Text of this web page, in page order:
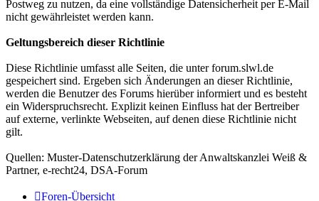
Postweg zu nutzen, da eine vollständige Datensicherheit per E-Mail
nicht gewährleistet werden kann.
Geltungsbereich dieser Richtlinie
Diese Richtlinie umfasst alle Seiten, die unter forum.slwl.de
gespeichert sind. Ergeben sich Änderungen an dieser Richtlinie,
werden die Benutzer des Forums hierüber informiert und es besteht
ein Widerspruchsrecht. Explizit keinen Einfluss hat der Bertreiber
auf externe, verlinkte Webseiten, auf denen diese Richtlinie nicht
gilt.
Quellen: Muster-Datenschutzerklärung der Anwaltskanzlei Weiß &
Partner, e-recht24, DSA-Forum
Foren-Übersicht